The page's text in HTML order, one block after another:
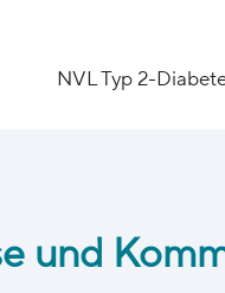
NVL Typ 2-
und